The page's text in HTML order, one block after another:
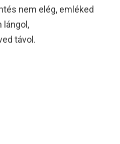
nem elég, emléked
lángol,
távol.